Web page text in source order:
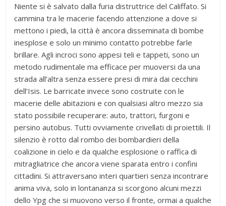
Niente si è salvato dalla furia distruttrice del Califfato. Si
cammina tra le macerie facendo attenzione a dove si
mettono i piedi, la città è ancora disseminata di bombe
inesplose e solo un minimo contatto potrebbe farle
brillare. Agli incroci sono appesi teli e tappeti, sono un
metodo rudimentale ma efficace per muoversi da una
strada all’altra senza essere presi di mira dai cecchini
dell’Isis. Le barricate invece sono costruite con le
macerie delle abitazioni e con qualsiasi altro mezzo sia
stato possibile recuperare: auto, trattori, furgoni e
persino autobus. Tutti ovviamente crivellati di proiettili. Il
silenzio è rotto dal rombo dei bombardieri della
coalizione in cielo e da qualche esplosione o raffica di
mitragliatrice che ancora viene sparata entro i confini
cittadini. Si attraversano interi quartieri senza incontrare
anima viva, solo in lontananza si scorgono alcuni mezzi
dello Ypg che si muovono verso il fronte, ormai a qualche